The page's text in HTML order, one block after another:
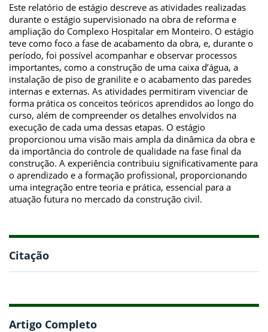
Este relatório de estágio descreve as atividades realizadas
durante o estágio supervisionado na obra de reforma e
ampliação do Complexo Hospitalar em Monteiro. O estágio
teve como foco a fase de acabamento da obra, e, durante o
período, foi possível acompanhar e observar processos
importantes, como a construção de uma caixa d’água, a
instalação de piso de granilite e o acabamento das paredes
internas e externas. As atividades permitiram vivenciar de
forma prática os conceitos teóricos aprendidos ao longo do
curso, além de compreender os detalhes envolvidos na
execução de cada uma dessas etapas. O estágio
proporcionou uma visão mais ampla da dinâmica da obra e
da importância do controle de qualidade na fase final da
construção. A experiência contribuiu significativamente para
o aprendizado e a formação profissional, proporcionando
uma integração entre teoria e prática, essencial para a
atuação futura no mercado da construção civil.
Citação
Artigo Completo